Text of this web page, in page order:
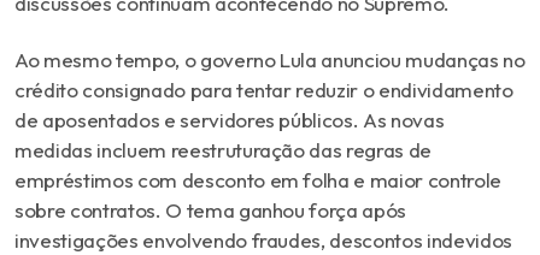
Ao mesmo tempo, o governo Lula anunciou mudanças no
crédito consignado para tentar reduzir o endividamento
de aposentados e servidores públicos. As novas
medidas incluem reestruturação das regras de
empréstimos com desconto em folha e maior controle
sobre contratos. O tema ganhou força após
investigações envolvendo fraudes, descontos indevidos